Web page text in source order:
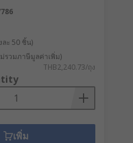
ละ 50 ชิ้น)
รวมภาษีมูลค่าเพิ่ม)
THB2,240.73/ถุง
เพิ่ม